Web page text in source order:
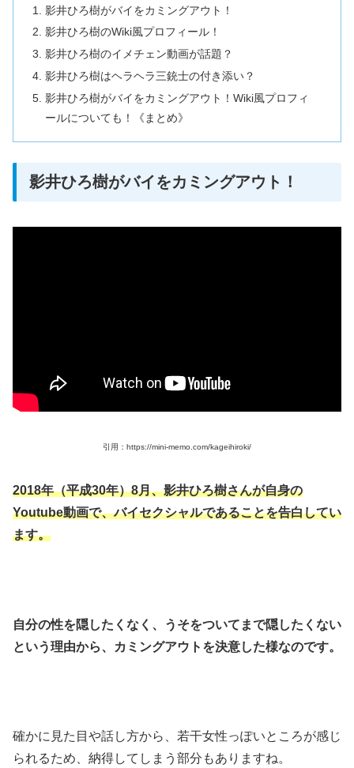
影井ひろ樹がバイをカミングアウト！
影井ひろ樹のWiki風プロフィール！
影井ひろ樹のイメチェン動画が話題？
影井ひろ樹はヘラヘラ三銃士の付き添い？
影井ひろ樹がバイをカミングアウト！Wiki風プロフィ
ールについても！《まとめ》
影井ひろ樹がバイをカミングアウト！
引用：https://mini-memo.com/kageihiroki/
2018年（平成30年）8月、影井ひろ樹さんが自身の
Youtube動画で、バイセクシャルであることを告白してい
ます。
自分の性を隠したくなく、うそをついてまで隠したくない
という理由から、カミングアウトを決意した様なのです。
確かに見た目や話し方から、若干女性っぽいところが感じ
られるため、納得してしまう部分もありますね。